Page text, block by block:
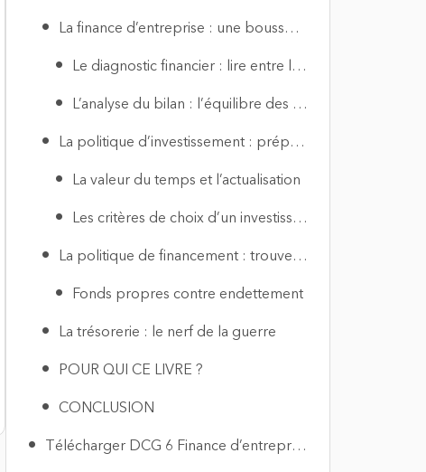
La finance d’entreprise : une boussole pour décider
Le diagnostic financier : lire entre les lignes des comptes
L’analyse du bilan : l’équilibre des forces
La politique d’investissement : préparer l’avenir
La valeur du temps et l’actualisation
Les critères de choix d’un investissement
La politique de financement : trouver les bonnes ressources
Fonds propres contre endettement
La trésorerie : le nerf de la guerre
POUR QUI CE LIVRE ?
CONCLUSION
Télécharger DCG 6 Finance d’entreprise PDF